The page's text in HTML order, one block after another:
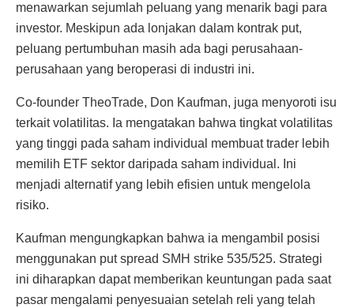
menawarkan sejumlah peluang yang menarik bagi para
investor. Meskipun ada lonjakan dalam kontrak put,
peluang pertumbuhan masih ada bagi perusahaan-
perusahaan yang beroperasi di industri ini.
Co-founder TheoTrade, Don Kaufman, juga menyoroti isu
terkait volatilitas. Ia mengatakan bahwa tingkat volatilitas
yang tinggi pada saham individual membuat trader lebih
memilih ETF sektor daripada saham individual. Ini
menjadi alternatif yang lebih efisien untuk mengelola
risiko.
Kaufman mengungkapkan bahwa ia mengambil posisi
menggunakan put spread SMH strike 535/525. Strategi
ini diharapkan dapat memberikan keuntungan pada saat
pasar mengalami penyesuaian setelah reli yang telah